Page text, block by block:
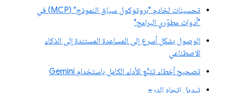
تحسينات لخادم "بروتوكول سياق النموذج" (MCP) في
"أدوات مطوّري البرامج"
الوصول بشكل أسرع إلى المساعدة المستندة إلى الذكاء
الاصطناعي
تصحيح أخطاء تتبُّع الأداء الكامل باستخدام Gemini
تبديل اتجاه الدرج